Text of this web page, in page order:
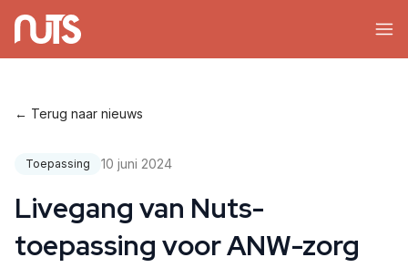
← Terug naar nieuws
Toepassing 10 juni 2024
Livegang van Nuts-
toepassing voor ANW-zorg